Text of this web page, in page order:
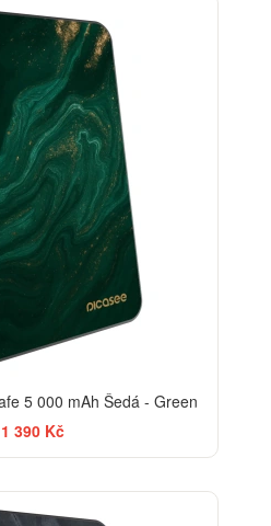
5 000 mAh Šedá - Green
390 Kč